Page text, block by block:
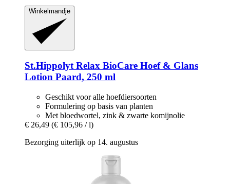
Winkelmandje
St.Hippolyt Relax BioCare Hoef & Glans
Lotion Paard, 250 ml
Geschikt voor alle hoefdiersoorten
Formulering op basis van planten
Met bloedwortel, zink & zwarte komijnolie
€ 26,49 (€ 105,96 / l)
Bezorging uiterlijk op 14. augustus